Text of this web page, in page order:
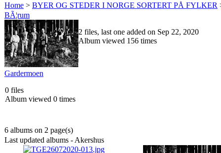
Home > BYER OG STEDER I NORGE SORTERT PÅ FYLKER
BÃ¦rum
2 files, last one added on Sep 22, 2020
Album viewed 156 times
Gardermoen
0 files
Album viewed 0 times
6 albums on 2 page(s)
Last updated albums - Akershus